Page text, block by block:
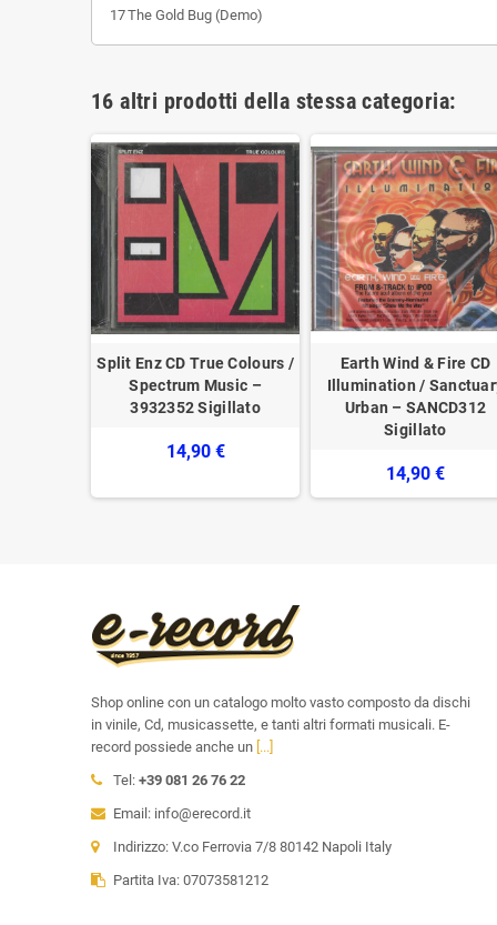
17The Gold Bug (Demo)
16 altri prodotti della stessa categoria:
Split Enz CD True Colours /
Spectrum Music –
3932352 Sigillato
14,90 €
Earth Wind & Fire CD
Illumination /
Urban ‎– SANCD312
Sigillato
14,90 €
Shop online con un catalogo molto vasto composto da dischi
in vinile, Cd, musicassette, e tanti altri formati musicali. E-
record possiede anche un [...]
Tel: +39 081 26 76 22
Email: info@erecord.it
Indirizzo: V.co Ferrovia 7/8 80142 Napoli Italy
Partita Iva: 07073581212